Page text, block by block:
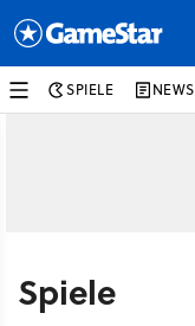
SPIELE NEWS
Spiele